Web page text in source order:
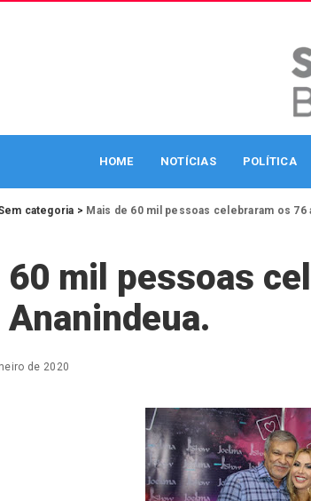
HOME NOTÍCIAS POLÍTICA
categoria > Mais de 60 mil pessoas celebraram os 76
60 mil pessoas
de 2020